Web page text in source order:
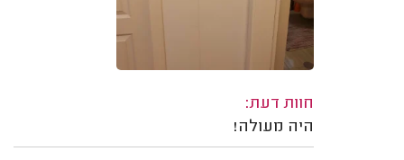
חוות דעת:
היה מעולה!